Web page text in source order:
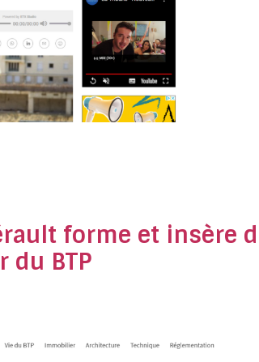
forme et insère
du BTP